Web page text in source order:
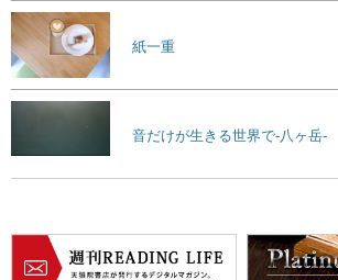
紙一重
音だけが生きる世界で-八ヶ岳-